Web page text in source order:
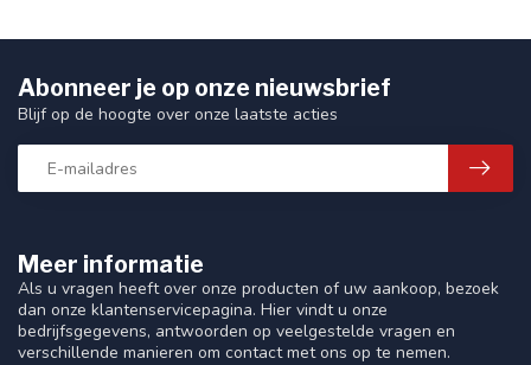
Meer informatie
Als u vragen heeft over onze producten of uw aankoop, bezoek
dan onze klantenservicepagina. Hier vindt u onze
bedrijfsgegevens, antwoorden op veelgestelde vragen en
verschillende manieren om contact met ons op te nemen.
Abonneer je op onze nieuwsbrief
Blijf op de hoogte over onze laatste acties